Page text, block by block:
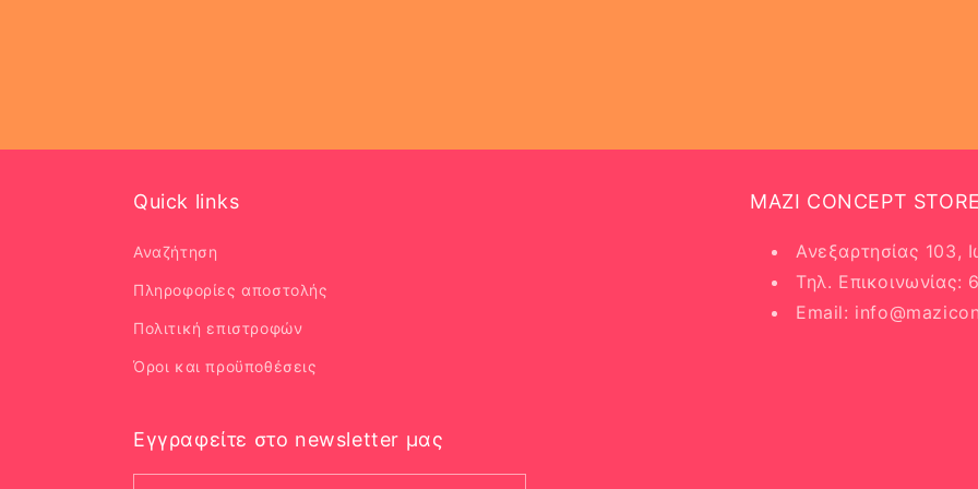
Quick links
Αναζήτηση
Πληροφορίες αποστολής
Πολιτική επιστροφών
Όροι και προϋποθέσεις
MAZI CONCEPT STORE
Ανεξαρτησίας 103,
Τηλ. Επικοινωνίας:
Email:
Εγγραφείτε στο newsletter μας